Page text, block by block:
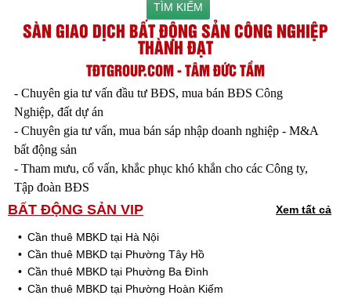
TÌM KIẾM
SÀN GIAO DỊCH BẤT ĐỘNG SẢN CÔNG NGHIỆP
THÀNH ĐẠT
TĐTGROUP.COM - TÂM ĐỨC TẦM
- Chuyên gia tư vấn đầu tư BĐS, mua bán BĐS Công
Nghiệp, đất dự án
- Chuyên gia tư vấn, mua bán sáp nhập doanh nghiệp - M&A
bất động sản
- Tham mưu, cố vấn, khắc phục khó khắn cho các Công ty,
Tập đoàn BĐS
BẤT ĐỘNG SẢN VIP Xem tất cả
Cần thuê MBKD tại Hà Nội
Cần thuê MBKD tại Phường Tây Hồ
Cần thuê MBKD tại Phường Ba Đình
Cần thuê MBKD tại Phường Hoàn Kiếm